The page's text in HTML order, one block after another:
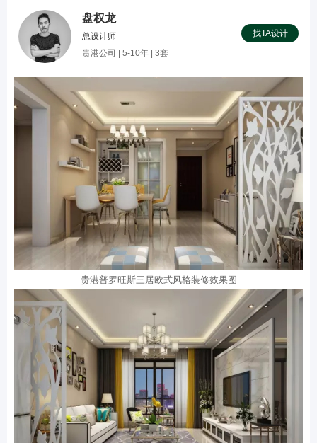
盘权龙
总设计师
贵港公司 | 5-10年 | 3套
找TA设计
贵港普罗旺斯三居欧式风格装修效果图